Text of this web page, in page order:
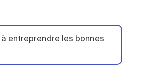
entreprendre les bonnes